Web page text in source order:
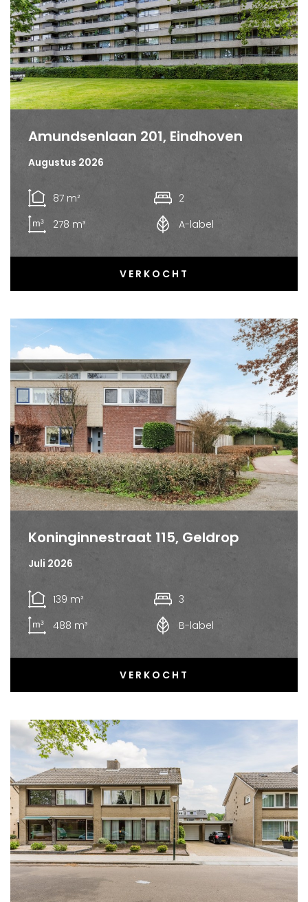
Amundsenlaan 201, Eindhoven
Augustus 2026
87 m²
2
278 m³
A-label
VERKOCHT
Koninginnestraat 115, Geldrop
Juli 2026
139 m²
3
488 m³
B-label
VERKOCHT